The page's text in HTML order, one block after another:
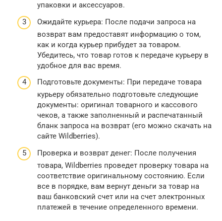
упаковки и аксессуаров.
Ожидайте курьера: После подачи запроса на
возврат вам предоставят информацию о том,
как и когда курьер прибудет за товаром.
Убедитесь, что товар готов к передаче курьеру в
удобное для вас время.
Подготовьте документы: При передаче товара
курьеру обязательно подготовьте следующие
документы: оригинал товарного и кассового
чеков, а также заполненный и распечатанный
бланк запроса на возврат (его можно скачать на
сайте Wildberries).
Проверка и возврат денег: После получения
товара, Wildberries проведет проверку товара на
соответствие оригинальному состоянию. Если
все в порядке, вам вернут деньги за товар на
ваш банковский счет или на счет электронных
платежей в течение определенного времени.